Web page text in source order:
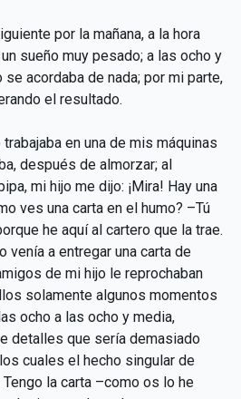
por la mañana, a la hora
sueño muy pesado; a las ocho y
acordaba de nada; por mi parte,
el resultado.
en una de mis máquinas
después de almorzar; al
mi hijo me dijo: ¡Mira! Hay una
ves una carta en el humo? –Tú
he aquí al cartero que la trae.
venía a entregar una carta de
de mi hijo le reprochaban
solamente algunos momentos
ocho a las ocho y media,
detalles que sería demasiado
cuales el hecho singular de
la carta –como os lo he